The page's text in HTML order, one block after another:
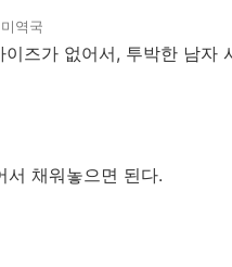
역국
즈가 없어서, 투박한 남자
서 채워놓으면 된다.